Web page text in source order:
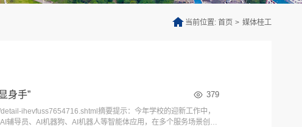
当前位置: 首页 > 媒体桂工
身手” 379
ihevfuss7654716.shtml摘要提示：今年学校的迎新工作中，
辅导员、AI机器狗、AI机器人等智能体应用，在多个服务场景创新